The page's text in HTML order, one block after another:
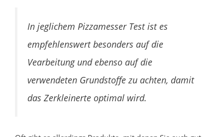
In jeglichem Pizzamesser Test ist es
empfehlenswert besonders auf die
Vearbeitung und ebenso auf die
verwendeten Grundstoffe zu achten, damit
das Zerkleinerte optimal wird.